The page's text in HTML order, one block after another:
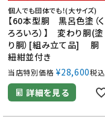
個人でも団体でも！(大サイズ)
【60本型胴 黒呂色塗（く
ろろいろ）】 変わり胴(塗
り胴）[組み立て品] 胴
紐紺並付き
当店特別価格 ¥28,600税込
詳細を見る